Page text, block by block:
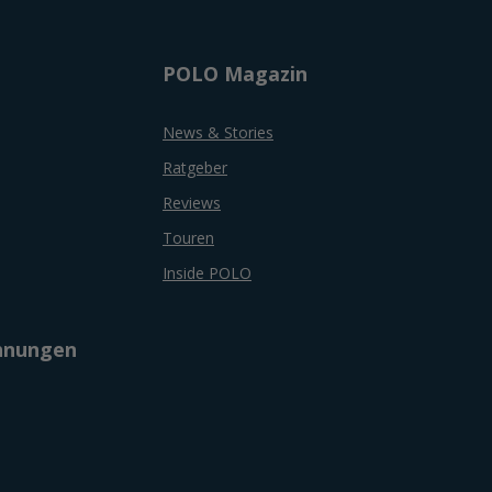
POLO Magazin
News & Stories
Ratgeber
Reviews
Touren
Inside POLO